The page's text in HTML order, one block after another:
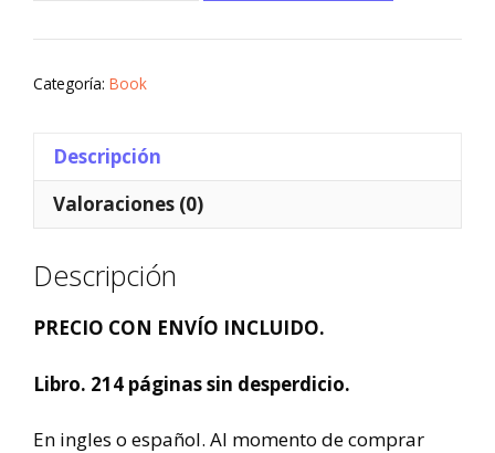
Categoría: Book
Descripción
Valoraciones (0)
Descripción
PRECIO CON ENVÍO INCLUIDO.
Libro. 214 páginas sin desperdicio.
En ingles o español. Al momento de comprar